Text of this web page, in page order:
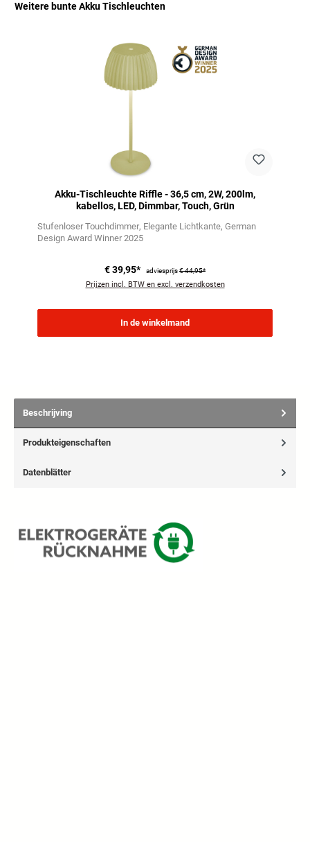
Weitere bunte Akku Tischleuchten
Akku-Tischleuchte Riffle - 36,5 cm, 2W, 200lm,
kabellos, LED, Dimmbar, Touch, Grün
Stufenloser Touchdimmer Elegante Lichtkante German
Design Award Winner 2025
€ 39,95* adviesprijs€ 44,95*
Prijzen incl. BTW en excl. verzendkosten
In de winkelmand
Beschrijving
Produkteigenschaften
Datenblätter